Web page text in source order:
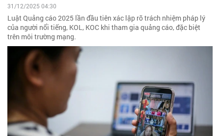
31/12/2025 04:30
Luật Quảng cáo 2025 lần đầu tiên xác lập rõ trách nhiệm pháp lý
của người nổi tiếng, KOL, KOC khi tham gia quảng cáo, đặc biệt
trên môi trường mạng.